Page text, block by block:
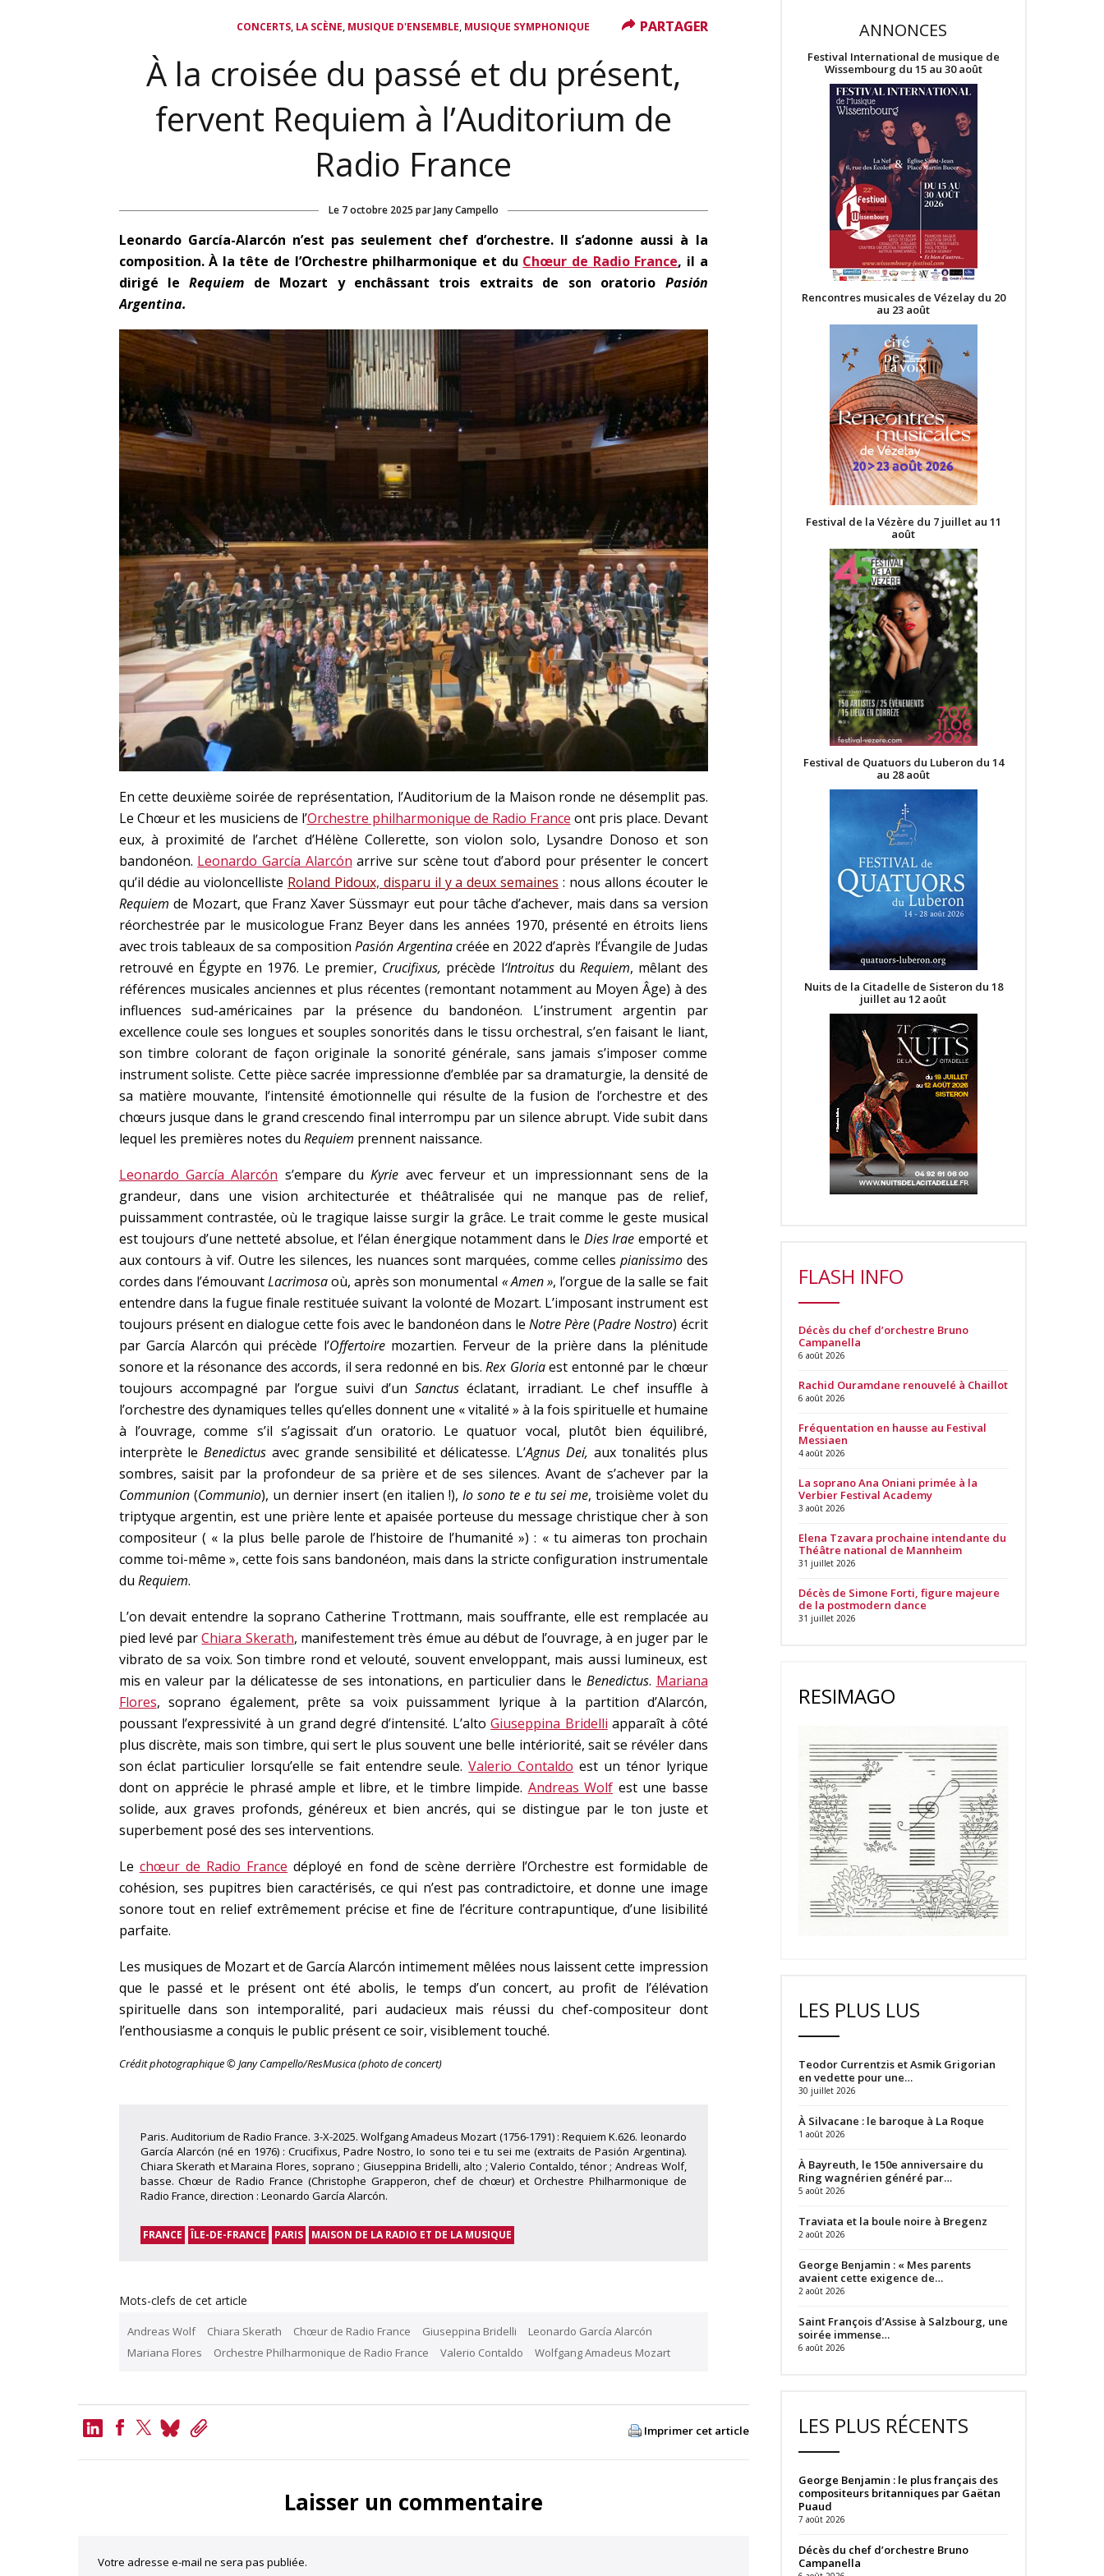
CONCERTS, LA SCÈNE, MUSIQUE D'ENSEMBLE, MUSIQUE SYMPHONIQUE
À la croisée du passé et du présent,
fervent Requiem à l’Auditorium de
Radio France
Le 7 octobre 2025 par Jany Campello
Leonardo García-Alarcón n’est pas seulement chef d’orchestre. Il s’adonne aussi à la
composition. À la tête de l’Orchestre philharmonique et du Chœur de Radio France, il a
dirigé leRequiem de Mozart y enchâssant trois extraits de son oratorio Pasión
Argentina.
En cette deuxième soirée de représentation, l’Auditorium de la Maison ronde ne désemplit pas.
Le Chœur et les musiciens de l’Orchestre philharmonique de Radio France ont pris place. Devant
eux, à proximité de l’archet d’Hélène Collerette, son violon solo, Lysandre Donoso et son
bandonéon. Leonardo García Alarcón arrive sur scène tout d’abord pour présenter le concert
qu’il dédie au violoncelliste Roland Pidoux, disparu il y a deux semaines : nous allons écouter le
Requiem de Mozart, que Franz Xaver Süssmayr eut pour tâche d’achever, mais dans sa version
réorchestrée par le musicologue Franz Beyer dans les années 1970, présenté en étroits liens
avec trois tableaux de sa compositionPasión Argentinacréée en 2022 d’après l’Évangile de Judas
retrouvé en Égypte en 1976. Le premier, Crucifixus, précède l‘IntroitusduRequiem, mêlant des
références musicales anciennes et plus récentes (remontant notamment au Moyen Âge) à des
influences sud-américaines par la présence du bandonéon. L’instrument argentin par
excellence coule ses longues et souples sonorités dans le tissu orchestral, s’en faisant le liant,
son timbre colorant de façon originale la sonorité générale, sans jamais s’imposer comme
instrument soliste. Cette pièce sacrée impressionne d’emblée par sa dramaturgie, la densité de
sa matière mouvante, l’intensité émotionnelle qui résulte de la fusion de l’orchestre et des
chœurs jusque dans le grand crescendo final interrompu par un silence abrupt. Vide subit dans
lequel les premières notes du Requiem prennent naissance.
Leonardo García Alarcón s’empare duKyrie avec ferveur et un impressionnant sens de la
grandeur, dans une vision architecturée et théâtralisée qui ne manque pas de relief,
puissamment contrastée, où le tragique laisse surgir la grâce. Le trait comme le geste musical
est toujours d’une netteté absolue, et l’élan énergique notamment dans le Dies Irae emporté et
aux contours à vif. Outre les silences, les nuances sont marquées, comme celles pianissimodes
cordes dans l’émouvantLacrimosaoù, après son monumental « Amen », l’orgue de la salle se fait
entendre dans la fugue finale restituée suivant la volonté de Mozart. L’imposant instrument est
toujours présent en dialogue cette fois avec le bandonéon dans leNotre Père(Padre Nostro) écrit
par García Alarcón qui précède l’Offertoiremozartien. Ferveur de la prière dans la plénitude
sonore et la résonance des accords, il sera redonné en bis.Rex Gloriaest entonné par le chœur
toujours accompagné par l’orgue suivi d’un Sanctus éclatant, irradiant. Le chef insuffle à
l’orchestre des dynamiques telles qu’elles donnent une « vitalité » à la fois spirituelle et humaine
à l’ouvrage, comme s’il s’agissait d’un oratorio. Le quatuor vocal, plutôt bien équilibré,
interprète leBenedictus avec grande sensibilité et délicatesse. L’Agnus Dei, aux tonalités plus
sombres, saisit par la profondeur de sa prière et de ses silences. Avant de s’achever par la
Communion(Communio), un dernier insert (en italien !), Io sono te e tu sei me, troisième volet du
triptyque argentin, est une prière lente et apaisée porteuse du message christique cher à son
compositeur ( « la plus belle parole de l’histoire de l’humanité ») : « tu aimeras ton prochain
comme toi-même », cette fois sans bandonéon, mais dans la stricte configuration instrumentale
du Requiem.
L’on devait entendre la soprano Catherine Trottmann, mais souffrante, elle est remplacée au
pied levé parChiara Skerath, manifestement très émue au début de l’ouvrage, à en juger par le
vibrato de sa voix. Son timbre rond et velouté, souvent enveloppant, mais aussi lumineux, est
mis en valeur par la délicatesse de ses intonations, en particulier dans le Benedictus. Mariana
Flores, soprano également, prête sa voix puissamment lyrique à la partition d’Alarcón,
poussant l’expressivité à un grand degré d’intensité. L’altoGiuseppina Bridelli apparaît à côté
plus discrète, mais son timbre, qui sert le plus souvent une belle intériorité, sait se révéler dans
son éclat particulier lorsqu’elle se fait entendre seule.Valerio Contaldo est un ténor lyrique
dont on apprécie le phrasé ample et libre, et le timbre limpide. Andreas Wolf est une basse
solide, aux graves profonds, généreux et bien ancrés, qui se distingue par le ton juste et
superbement posé des ses interventions.
Le chœur de Radio France déployé en fond de scène derrière l’Orchestre est formidable de
cohésion, ses pupitres bien caractérisés, ce qui n’est pas contradictoire, et donne une image
sonore tout en relief extrêmement précise et fine de l’écriture contrapuntique, d’une lisibilité
parfaite.
Les musiques de Mozart et de García Alarcón intimement mêlées nous laissent cette impression
que le passé et le présent ont été abolis, le temps d’un concert, au profit de l’élévation
spirituelle dans son intemporalité, pari audacieux mais réussi du chef-compositeur dont
l’enthousiasme a conquis le public présent ce soir, visiblement touché.
Crédit photographique © Jany Campello/ResMusica (photo de concert)
PARTAGER
Paris. Auditorium de Radio France. 3-X-2025. Wolfgang Amadeus Mozart (1756-1791) : Requiem K.626. leonardo
García Alarcón (né en 1976) : Crucifixus, Padre Nostro, Io sono tei e tu sei me (extraits de Pasión Argentina).
Chiara Skerath et Maraina Flores, soprano ; Giuseppina Bridelli, alto ; Valerio Contaldo, ténor ; Andreas Wolf,
basse. Chœur de Radio France (Christophe Grapperon, chef de chœur) et Orchestre Philharmonique de
Radio France, direction : Leonardo García Alarcón.
PARTAGER
FRANCE ÎLE-DE-FRANCE PARIS MAISON DE LA RADIO ET DE LA MUSIQUE
Mots-clefs de cet article
Andreas Wolf Chiara Skerath Chœur de Radio France Giuseppina Bridelli
Leonardo García Alarcón
Mariana Flores
Orchestre Philharmonique de Radio France Valerio Contaldo Wolfgang Amadeus Mozart
LinkedIn
BlueskyCopy
Imprimer cet article
Laisser un commentaire
Votre adresse e-mail ne sera pas publiée.
ANNONCES
Festival International de musique de
Wissembourg du 15 au 30 août
Rencontres musicales de Vézelay du 20
au 23 août
Festival de la Vézère du 7 juillet au 11
août
Festival de Quatuors du Luberon du 14
au 28 août
Nuits de la Citadelle de Sisteron du 18
juillet au 12 août
FLASH INFO
Décès du chef d’orchestre Bruno
Campanella
6 août 2026
Rachid Ouramdane renouvelé à Chaillot
6 août 2026
Fréquentation en hausse au Festival
Messiaen
4 août 2026
La soprano Ana Oniani primée à la
Verbier Festival Academy
3 août 2026
Elena Tzavara prochaine intendante du
Théâtre national de Mannheim
31 juillet 2026
Décès de Simone Forti, figure majeure
de la postmodern dance
31 juillet 2026
RESIMAGO
LES PLUS LUS
Teodor Currentzis et Asmik Grigorian
en vedette pour une…
30 juillet 2026
À Silvacane : le baroque à La Roque
1 août 2026
À Bayreuth, le 150e anniversaire du
Ring wagnérien généré par…
5 août 2026
Traviata et la boule noire à Bregenz
2 août 2026
George Benjamin : « Mes parents
avaient cette exigence de…
2 août 2026
Saint François d’Assise à Salzbourg, une
soirée immense…
6 août 2026
LES PLUS RÉCENTS
George Benjamin : le plus français des
compositeurs britanniques par Gaëtan
Puaud
7 août 2026
Décès du chef d’orchestre Bruno
Campanella